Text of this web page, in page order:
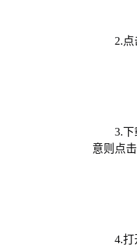
2.
3.
意则点击
4.